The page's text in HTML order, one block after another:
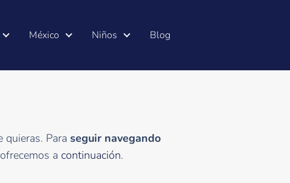
México Niños Blog
quieras. Para seguir navegando
a continuación.